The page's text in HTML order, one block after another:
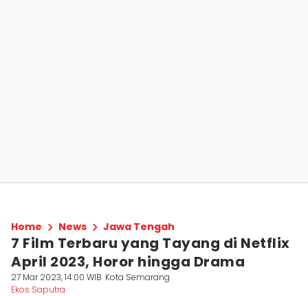
Home News Jawa Tengah
7 Film Terbaru yang Tayang di Netflix
April 2023, Horor hingga Drama
27 Mar 2023, 14:00 WIB Kota Semarang
Ekos Saputra